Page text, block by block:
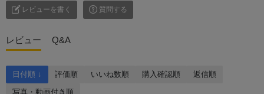
レビューを書く 質問する
レビュー Q&A
日付順 ↓ 評価順 いいね数順 購入確認順
返信順
写真・動画付き順